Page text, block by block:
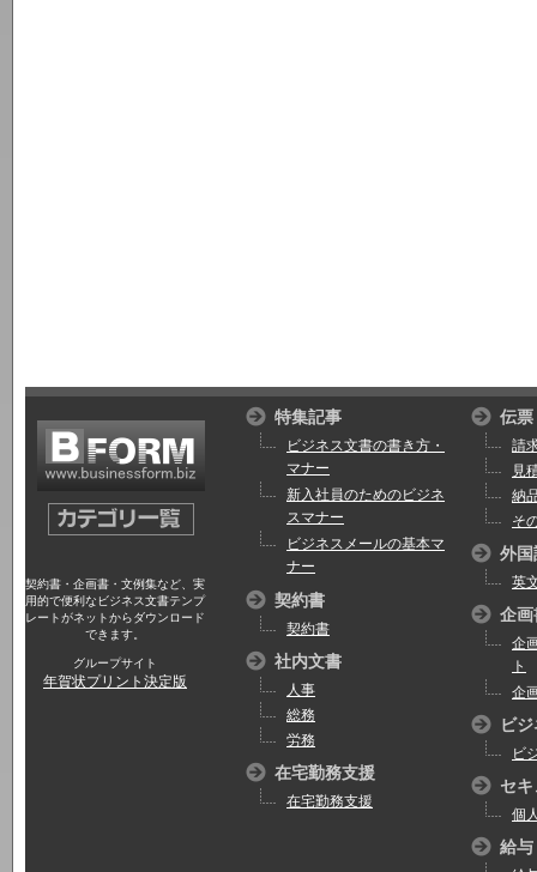
契約書・企画書・文例集など、実
用的で便利なビジネス文書テンプ
レートがネットからダウンロード
できます。
グループサイト
年賀状プリント決定版
特集記事
ビジネス文書の書き方・
マナー
新入社員のためのビジネ
スマナー
ビジネスメールの基本マ
ナー
契約書
契約書
社内文書
人事
総務
労務
在宅勤務支援
在宅勤務支援
伝票
請
見
納
そ
外国
英
企画
企
ト
企
ビ
ビ
セ
個
給与